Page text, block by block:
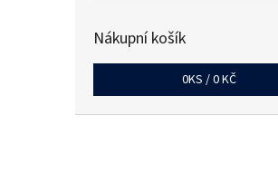
Nákupní košík
0KS /0 KČ